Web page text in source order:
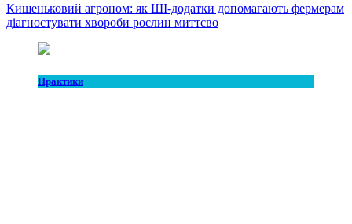
Кишеньковий агроном: як ШІ-додатки допомагають фермерам
діагностувати хвороби рослин миттєво
Практики